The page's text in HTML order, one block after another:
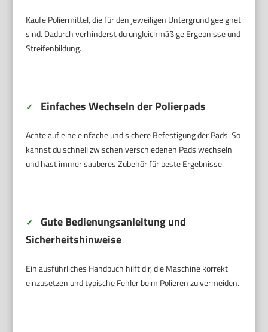
Kaufe Poliermittel, die für den jeweiligen Untergrund geeignet
sind. Dadurch verhinderst du ungleichmäßige Ergebnisse und
Streifenbildung.
✓ Einfaches Wechseln der Polierpads
Achte auf eine einfache und sichere Befestigung der Pads. So
kannst du schnell zwischen verschiedenen Pads wechseln
und hast immer sauberes Zubehör für beste Ergebnisse.
✓
Gute Bedienungsanleitung und
Sicherheitshinweise
Ein ausführliches Handbuch hilft dir, die Maschine korrekt
einzusetzen und typische Fehler beim Polieren zu vermeiden.